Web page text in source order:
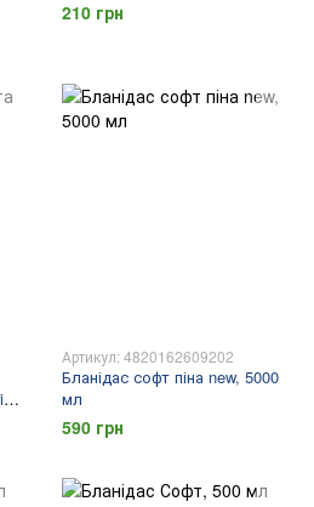
210 грн
Артикул: 4820162609202
Бланідас софт піна new, 5000
мл
590 грн